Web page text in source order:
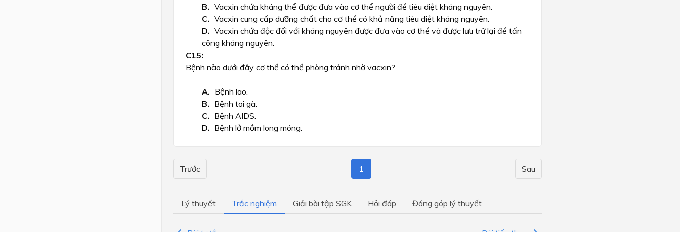
Vacxin chứa kháng thể được đưa vào cơ thể người để tiêu diệt kháng nguyên.
Vacxin cung cấp dưỡng chất cho cơ thể có khả năng tiêu diệt kháng nguyên.
Vacxin chứa độc đối với kháng nguyên được đưa vào cơ thể và được lưu trữ lại để tấn
công kháng nguyên.
Bệnh nào dưới đây cơ thể có thể phòng tránh nhờ vacxin?
Bệnh lao.
Bệnh toi gà.
Bệnh AIDS.
Bệnh lở mồm long móng.
Trước Sau
1
Lý thuyết Trắc nghiệm Giải bài tập SGK Hỏi đáp Đóng góp lý thuyết